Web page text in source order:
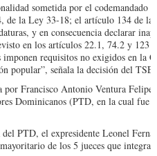
sometida por el codemandado
de la Ley 33-18; el artículo 134 de
y en consecuencia declarar
en los artículos 22.1, 74.2 y 123
requisitos no exigidos en la
popular”, señala la decisión del TSE.
por Francisco Antonio Ventura
Dominicanos (PTD, en la cual fue
PTD, el expresidente Leonel
de los 5 jueces que